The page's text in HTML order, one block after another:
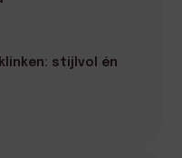
stijlvol én